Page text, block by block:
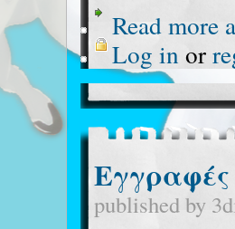
Read more
Log in or
published by